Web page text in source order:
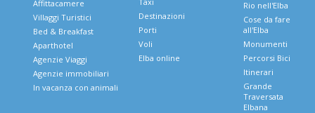
Affittacamere
Villaggi Turistici
Bed & Breakfast
Aparthotel
Agenzie Viaggi
Agenzie immobiliari
In vacanza con animali
Destinazioni
Porti
Voli
Elba online
Rio nell'Elba
Cose da fare
all'Elba
Monumenti
Percorsi Bici
Itinerari
Grande
Traversata
Elbana